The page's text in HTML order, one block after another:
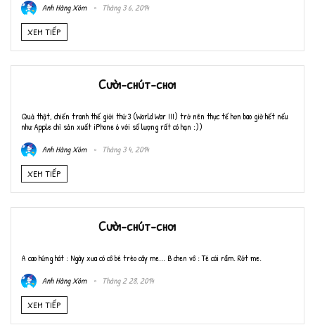
Anh Hàng Xóm
Tháng 3 6, 2014
XEM TIẾP
Cười-chút-chơi
Quả thật, chiến tranh thế giới thứ 3 (World War III) trở nên thực tế hơn bao giờ hết nếu
như Apple chỉ sản xuất iPhone 6 với số lượng rất có hạn :))
Anh Hàng Xóm
Tháng 3 4, 2014
XEM TIẾP
Cười-chút-chơi
A cao hứng hát : Ngày xưa có cô bé trèo cây me... B chen vô : Té cái rầm. Rớt me.
Anh Hàng Xóm
Tháng 2 28, 2014
XEM TIẾP